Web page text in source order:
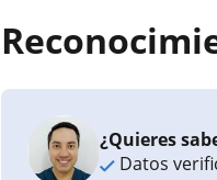
¿Quieres
Datos